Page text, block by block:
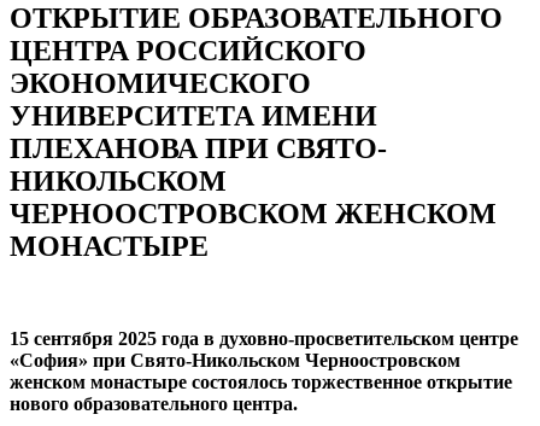
ОТКРЫТИЕ ОБРАЗОВАТЕЛЬНОГО
ЦЕНТРА РОССИЙСКОГО
ЭКОНОМИЧЕСКОГО
УНИВЕРСИТЕТА ИМЕНИ
ПЛЕХАНОВА ПРИ СВЯТО-
НИКОЛЬСКОМ
ЧЕРНООСТРОВСКОМ ЖЕНСКОМ
МОНАСТЫРЕ
15 сентября 2025 года в духовно-просветительском центре
«София» при Свято-Никольском Черноостровском
женском монастыре состоялось торжественное открытие
нового образовательного центра.